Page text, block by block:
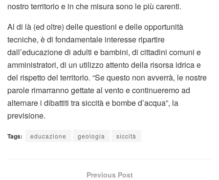
nostro territorio e in che misura sono le più carenti.
Al di là (ed oltre) delle questioni e delle opportunità
tecniche, è di fondamentale interesse ripartire
dall’educazione di adulti e bambini, di cittadini comuni e
amministratori, di un utilizzo attento della risorsa idrica e
del rispetto del territorio. “Se questo non avverrà, le nostre
parole rimarranno gettate al vento e continueremo ad
alternare i dibattiti tra siccità e bombe d’acqua”, la
previsione.
Tags: educazione geologia siccità
Previous Post